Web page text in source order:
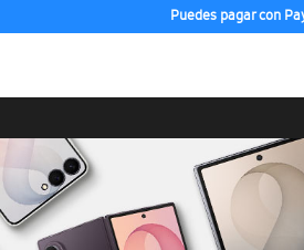
Puedes pagar con